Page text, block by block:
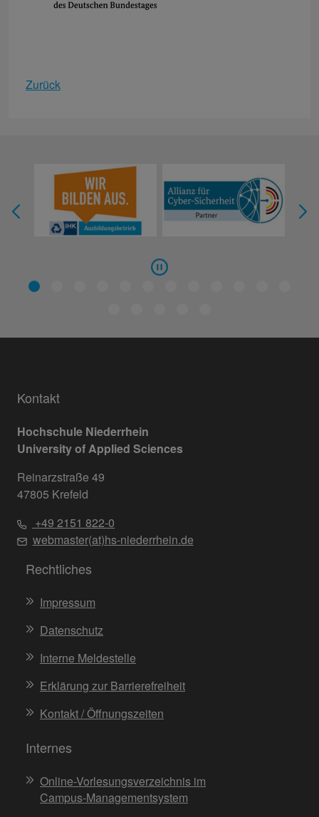
Zurück
Kontakt
Hochschule Niederrhein
University of Applied Sciences
Reinarzstraße 49
47805 Krefeld
+49 2151 822-0
webmaster(at)hs-niederrhein.de
Rechtliches
Impressum
Datenschutz
Interne Meldestelle
Erklärung zur Barrierefreiheit
Kontakt / Öffnungszeiten
Internes
Online-Vorlesungsverzeichnis im
Campus-Managementsystem